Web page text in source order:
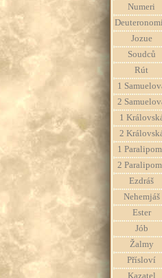
Numeri
Jozue
Soudců
Rút
1
2
1
2
1
2
Ezdráš
Nehemjáš
Ester
Jób
Žalmy
Přísloví
Kazatel